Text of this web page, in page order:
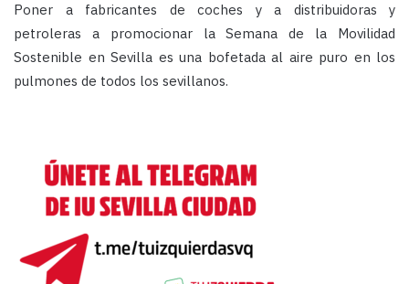
Poner a fabricantes de coches y a distribuidoras y
petroleras a promocionar la Semana de la Movilidad
Sostenible en Sevilla es una bofetada al aire puro en los
pulmones de todos los sevillanos.